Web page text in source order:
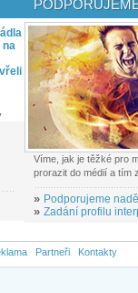
na
Víme, jak je těžké pro
prorazit do médií a tím
» Podporujeme
» Zadání profilu
Partneři Kontakty